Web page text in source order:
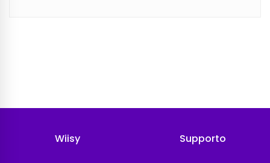
Wiisy Supporto